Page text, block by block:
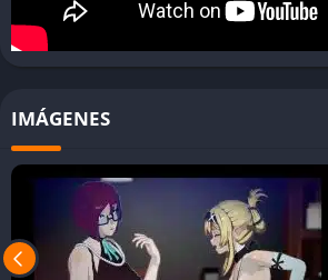
conversaciones, regalos y decisiones que
del vínculo. Algunas historias derivan en
La narrativa está salpicada de diálogos
llenas de humor, pero también hay
la sorpresa. Descubrir los secretos de
a superar sus bloqueos personales
que diferencia a Orc Massage de otros
IMÁGENES